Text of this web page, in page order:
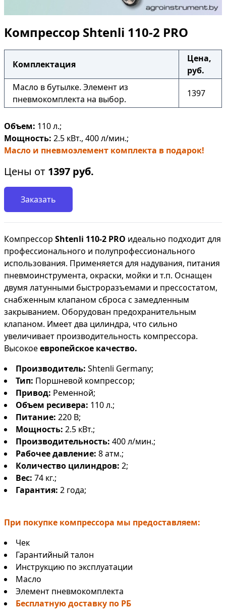
Компрессор Shtenli 110-2 PRO
Комплектация
Цена,
руб.
Масло в бутылке. Элемент из
пневмокомплекта на выбор.
1397
Объем: 110 л.;
Мощность: 2.5 кВт., 400 л/мин.;
Масло и пневмоэлемент комплекта в подарок!
Цены от 1397 руб.
Заказать
Компрессор Shtenli 110-2 PRO идеально подходит для
профессионального и полупрофессионального
использования. Применяется для надувания, питания
пневмоинструмента, окраски, мойки и т.п. Оснащен
двумя латунными быстроразъемами и прессостатом,
снабженным клапаном сброса с замедленным
закрыванием. Оборудован предохранительным
клапаном. Имеет два цилиндра, что сильно
увеличивает производительность компрессора.
Высокоеевропейское качество.
Производитель: Shtenli Germany;
Тип: Поршневой компрессор;
Привод: Ременной;
Объем ресивера: 110 л.;
Питание: 220 В;
Мощность: 2.5 кВт.;
Производительность: 400 л/мин.;
Рабочее давление: 8 атм.;
Количество цилиндров: 2;
Вес: 74 кг.;
Гарантия: 2 года;
При покупке компрессора мы предоставляем:
Чек
Гарантийный талон
Инструкцию по эксплуатации
Масло
Элемент пневмокомплекта
Бесплатную доставку по РБ